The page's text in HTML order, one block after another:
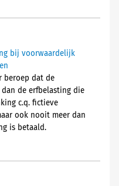
bij voorwaardelijk
beroep dat de
de erfbelasting die
c.q. fictieve
ook nooit meer dan
is betaald.